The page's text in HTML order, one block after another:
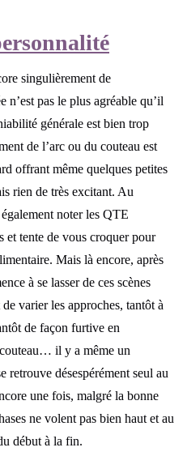
singulièrement de
n’est pas le plus agréable qu’il
générale est bien trop
de l’arc ou du couteau est
offrant même quelques petites
rien de très excitant. Au
noter les QTE
et tente de vous croquer pour
Mais là encore, après
à se lasser de ces scènes
varier les approches, tantôt à
de façon furtive en
il y a même un
retrouve désespérément seul au
une fois, malgré la bonne
ne volent pas bien haut et au
début à la fin.